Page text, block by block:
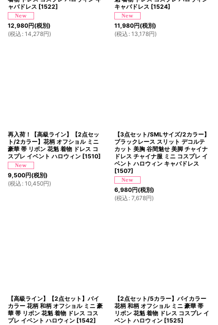
ャバドレス [1522]
12,980円(税別)
(税込 : 14,278円)
キャバドレス [1524]
11,980円(税別)
(税込 : 13,178円)
再入荷！【高級ライン】【2点セッ
ト/2カラー】花柄 オフショル ミニ
豪華 帯 リボン 花魁 着物 ドレス コ
スプレ イベント ハロウィン [1510]
9,500円(税別)
(税込 : 10,450円)
【3点セット/SMLサイズ/2カラー】
ブラックレース スリット デコルテ
カット 美胸 谷間魅せ 美脚 チャイナ
ドレス チャイナ服 ミニ コスプレ イ
ベント ハロウィン キャバドレス
[1507]
6,980円(税別)
(税込 : 7,678円)
【高級ライン】【2点セット】バイ
カラー 花柄 和柄 オフショル ミニ 豪
華 帯 リボン 花魁 着物 ドレス コス
プレ イベント ハロウィン [1542]
【2点セット/5カラー】バイカラー
花柄 和柄 オフショル ミニ 豪華 帯
リボン 花魁 着物 ドレス コスプレ イ
ベント ハロウィン [1525]